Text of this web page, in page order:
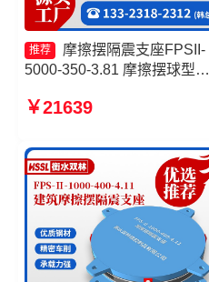
推荐
摩擦摆隔震支座FPSII-
5000-350-3.81 摩擦摆球型减
座厂家 摩擦摆隔震支座FPSII-
￥21639